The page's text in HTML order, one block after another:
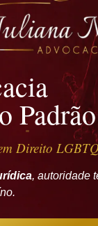
Padrão
Direito
, autoridade